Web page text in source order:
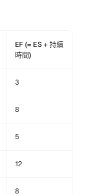
EF (= ES + 持續
時間)
3
8
5
12
8